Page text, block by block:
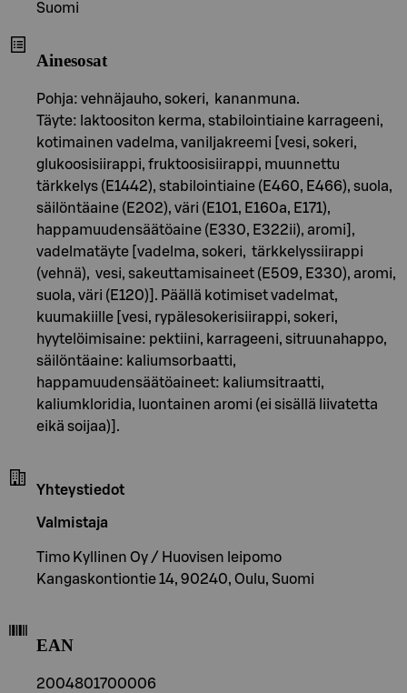
Suomi
Ainesosat
Pohja: vehnäjauho, sokeri, kananmuna.
Täyte: laktoositon kerma, stabilointiaine karrageeni,
kotimainen vadelma, vaniljakreemi [vesi, sokeri,
glukoosisiirappi, fruktoosisiirappi, muunnettu
tärkkelys (E1442), stabilointiaine (E460, E466), suola,
säilöntäaine (E202), väri (E101, E160a, E171),
happamuudensäätöaine (E330, E322ii), aromi],
vadelmatäyte [vadelma, sokeri, tärkkelyssiirappi
(vehnä), vesi, sakeuttamisaineet (E509, E330), aromi,
suola, väri (E120)]. Päällä kotimiset vadelmat,
kuumakiille [vesi, rypälesokerisiirappi, sokeri,
hyytelöimisaine: pektiini, karrageeni, sitruunahappo,
säilöntäaine: kaliumsorbaatti,
happamuudensäätöaineet: kaliumsitraatti,
kaliumkloridia, luontainen aromi (ei sisällä liivatetta
eikä soijaa)].
Yhteystiedot
Valmistaja
Timo Kyllinen Oy / Huovisen leipomo
Kangaskontiontie 14, 90240, Oulu, Suomi
EAN
2004801700006